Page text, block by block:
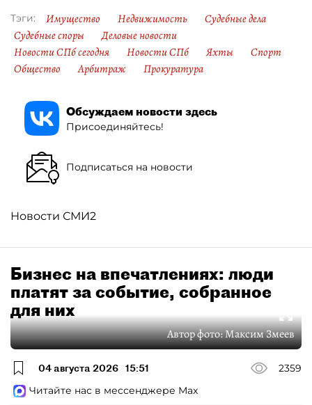
Тэги: Имущество Недвижимость
Судебные дела
Судебные споры
Деловые новости
Новости СПб сегодня
Новости СПб Яхты
Спорт
Общество
Арбитраж Прокуратура
Обсуждаем новости здесь
Присоединяйтесь!
Подписаться на новости
Новости СМИ2
Бизнес на впечатлениях: люди
платят за событие, собранное
для них
Автор фото:Максим Змеев
04 августа 2026 15:51
2359
Читайте нас в мессенджере Max